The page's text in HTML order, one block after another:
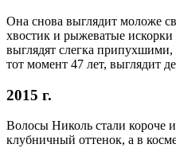
Она снова выглядит моложе
хвостик и рыжеватые
выглядят слегка припухшими,
тот момент 47 лет, выглядит
2015 г.
Волосы Николь стали короче
клубничный оттенок, а в